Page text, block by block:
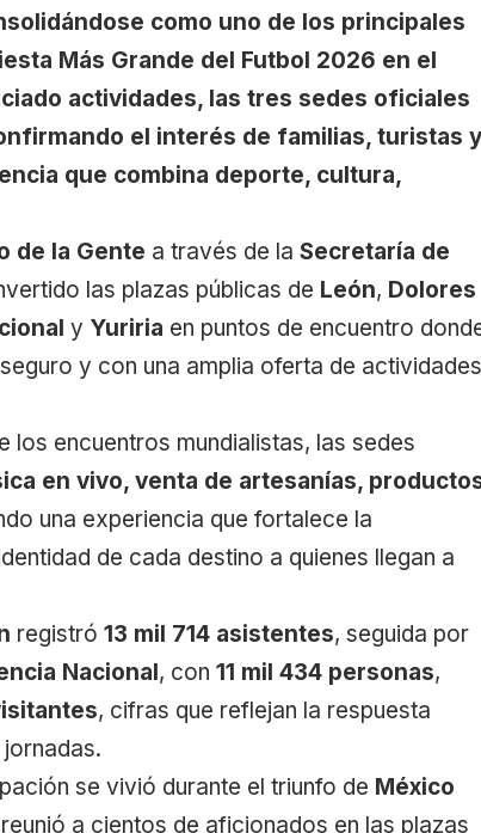
como uno de los principales
Más Grande del Futbol 2026 en el
actividades, las tres sedes oficiales
el interés de familias, turistas y
que combina deporte, cultura,
de la Gente a través de laSecretaría de
las plazas públicas de León, Dolores
y Yuriria en puntos de encuentro
y con una amplia oferta de actividades
los encuentros mundialistas, las sedes
en vivo, venta de artesanías,
una experiencia que fortalece la
de cada destino a quienes llegan a
registró13 mil 714 asistentes, seguida por
Nacional, con11 mil 434 personas,
, cifras que reflejan la respuesta
se vivió durante el triunfo de México
a cientos de aficionados en las plazas